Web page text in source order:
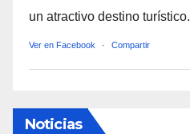
un atractivo destino turístico.
Ver en Facebook · Compartir
Noticias